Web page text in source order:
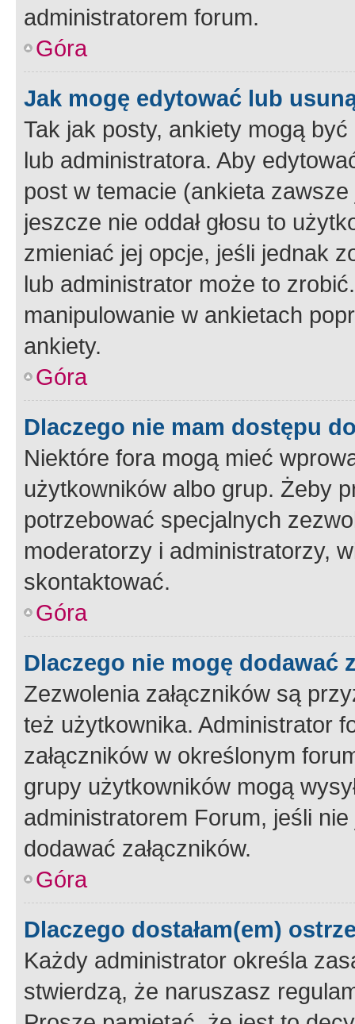
administratorem forum.
Góra
Jak mogę edytować lub
Tak jak posty, ankiety mogą
lub administratora. Aby
post w temacie (ankieta
jeszcze nie oddał głosu to
zmieniać jej opcje, jeśli jednak
lub administrator może to
manipulowanie w ankietach
ankiety.
Góra
Dlaczego nie mam dostępu
Niektóre fora mogą mieć
użytkowników albo grup. Żeby
potrzebować specjalnych
moderatorzy i administratorzy,
skontaktować.
Góra
Dlaczego nie mogę dodawać
Zezwolenia załączników są
też użytkownika. Administrator
załączników w określonym
grupy użytkowników mogą
administratorem Forum, jeśli
dodawać załączników.
Góra
Dlaczego dostałam(em)
Każdy administrator określa
stwierdzą, że naruszasz